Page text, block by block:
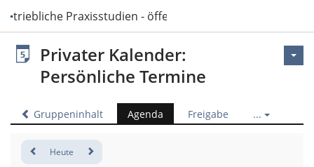
Betriebliche Praxisstudien - öffentlich
Privater Kalender:
Persönliche Termine
Gruppeninhalt Agenda Freigabe ...
Heute